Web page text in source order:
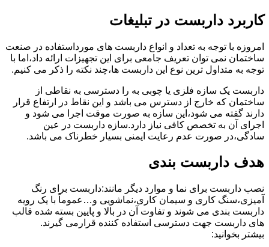
کاربرد داربست در تبلیغات
امروزه با توجه به تعداد و انواع داربست های مورداستفاده در صنعت
ساختمان نمی توان تعریف جامعی برای این تجهیزات ارائه داد،اما با
توجه به متداول ترین نوع این داربست ها،چند نکته را ذکر می کنیم.
داربست یک سازه فلزی یا چوبی به را دسترسی به نقاطی از
ساختمان که خارج از دسترس می باشد و این نقاط در ارتفاع قرار
دارند گفته می شود،این سازه به صورت موقت اجرا می شود و
اجرای آن به تخصص کافی نیاز دارد.سازه داربست در عین
سادگی،در صورت عدم رعایت ایمنی بسیار خطرناک می باشد.
هدف داربست بندی
نصب داربست برای نما و موارد دیگر مانند:داربست برای رنگ
آمیزی،سنگ کاری و سیمان کاری،نماشویی و…عموماً با یک رویه
داربست بندی می شوند و تفاوت آن در بالا و پایین بسته شده قالب
های داربست جهت دسترسی استفاده کننده قرارمی گیرند.
بیشتر بخوانید: